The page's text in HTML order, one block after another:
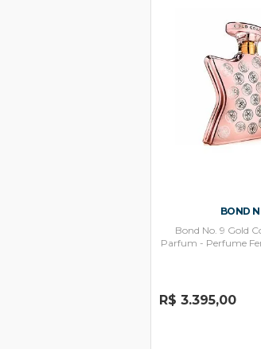
BOND
Bond No. 9 Gold
Parfum - Perfume
R$ 3.395,00